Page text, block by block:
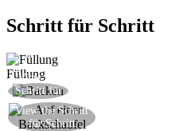
Schritt für Schritt
Füllung
View the
Schritt für
Schritt
View the Schritt
für Schritt